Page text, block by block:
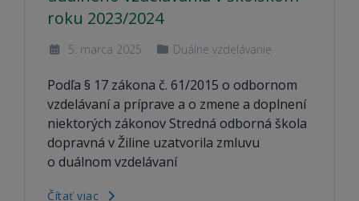
roku 2023/2024
5. marca 2025 Duálne vzdelávanie
Podľa § 17 zákona č. 61/2015 o odbornom
vzdelávaní a príprave a o zmene a doplnení
niektorých zákonov Stredná odborná škola
dopravná v Žiline uzatvorila zmluvu
o duálnom vzdelávaní
Čítať viac